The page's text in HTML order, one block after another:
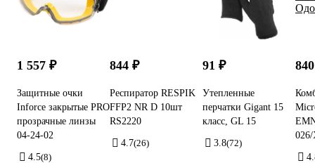
1 557 ₽
Защитные очки
Inforce закрытые PRO
прозрачные линзы
04-24-02
4.5(8)
844 ₽
Респиратор RESPIK
FFP2 NR D 10шт
RS2220
4.7(26)
91 ₽
Утепленные
перчатки Gigant 15
класс, GL 15
3.8(72)